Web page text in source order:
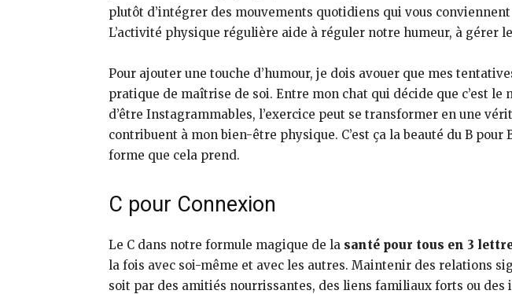
plutôt d’intégrer des mouvements quotidiens qui vous
L’activité physique régulière aide à réguler notre humeur, à gérer
Pour ajouter une touche d’humour, je dois avouer que mes
pratique de maîtrise de soi. Entre mon chat qui décide que c’est
d’être Instagrammables, l’exercice peut se transformer en une
contribuent à mon bien-être physique. C’est ça la beauté du B
forme que cela prend.
C pour Connexion
Le C dans notre formule magique de la santé pour tous en 3
la fois avec soi-même et avec les autres. Maintenir des relations
soit par des amitiés nourrissantes, des liens familiaux forts ou